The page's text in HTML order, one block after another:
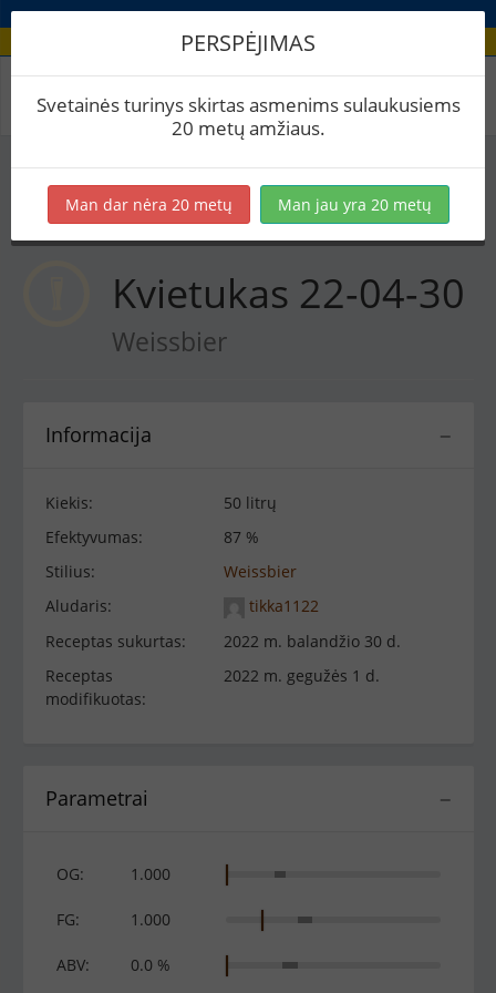
Receptas / Kvietukas 22-04-30
Virimai (1)
BeerXML
Kvietukas 22-04-30
Weissbier
−
Informacija
Kiekis:
50 litrų
Efektyvumas:
87 %
Stilius:
Weissbier
Aludaris:
tikka1122
Receptas sukurtas:
2022 m. balandžio 30 d.
Receptas
modifikuotas:
2022 m. gegužės 1 d.
−
Parametrai
OG: 1.000
FG: 1.000
ABV: 0.0 %
PERSPĖJIMAS
Svetainės turinys skirtas asmenims sulaukusiems
20 metų amžiaus.
Man dar nėra 20 metų Man jau yra 20 metų